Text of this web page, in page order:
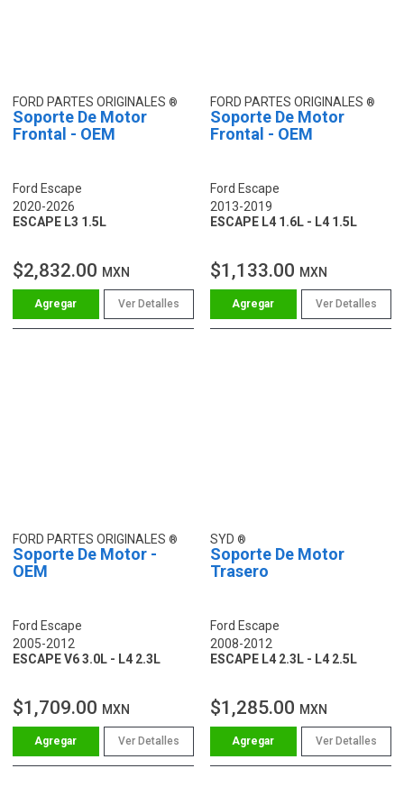
FORD PARTES ORIGINALES
Soporte De Motor
Frontal - OEM
Ford Escape
2020-2026
ESCAPE L3 1.5L
$2,832.00 MXN
Ver Detalles
FORD PARTES ORIGINALES
Soporte De Motor
Frontal - OEM
Ford Escape
2013-2019
ESCAPE L4 1.6L - L4 1.5L
$1,133.00 MXN
Ver Detalles
FORD PARTES ORIGINALES
Soporte De Motor -
OEM
Ford Escape
2005-2012
ESCAPE V6 3.0L - L4 2.3L
$1,709.00 MXN
Ver Detalles
SYD
Soporte De Motor
Trasero
Ford Escape
2008-2012
ESCAPE L4 2.3L - L4 2.5L
$1,285.00 MXN
Ver Detalles